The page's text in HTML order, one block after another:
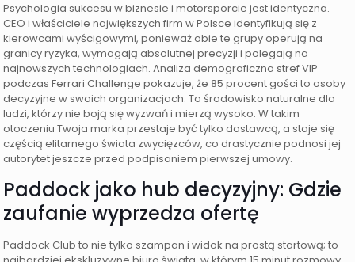
Psychologia sukcesu w biznesie i motorsporcie jest identyczna.
CEO i właściciele największych firm w Polsce identyfikują się z
kierowcami wyścigowymi, ponieważ obie te grupy operują na
granicy ryzyka, wymagają absolutnej precyzji i polegają na
najnowszych technologiach. Analiza demograficzna stref VIP
podczas Ferrari Challenge pokazuje, że 85 procent gości to osoby
decyzyjne w swoich organizacjach. To środowisko naturalne dla
ludzi, którzy nie boją się wyzwań i mierzą wysoko. W takim
otoczeniu Twoja marka przestaje być tylko dostawcą, a staje się
częścią elitarnego świata zwycięzców, co drastycznie podnosi jej
autorytet jeszcze przed podpisaniem pierwszej umowy.
Paddock jako hub decyzyjny: Gdzie
zaufanie wyprzedza ofertę
Paddock Club to nie tylko szampan i widok na prostą startową; to